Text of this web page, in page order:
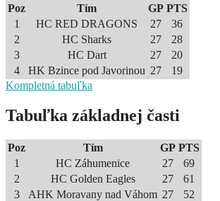
Poz Tím GP PTS
1
HC RED DRAGONS 27
36
2
HC Sharks 27
28
3
HC Dart 27
20
4
HK Bzince pod Javorinou 27
19
Kompletná tabuľka
Tabuľka základnej časti
Poz Tím GP PTS
1
HC Záhumenice 27
69
2
HC Golden Eagles 27
61
3
AHK Moravany nad Váhom 27
52